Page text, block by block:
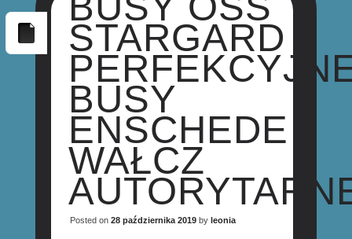
STARGARD
BUSY
ENSCHEDE
WAŁCZ
Posted on 28 października 2019by leonia